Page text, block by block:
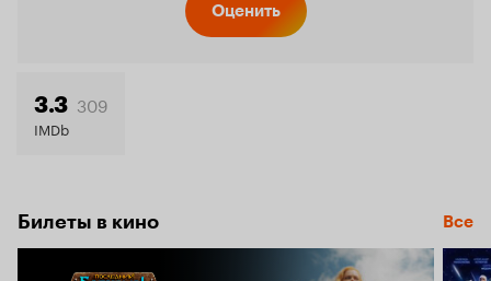
Оценить
3.3 309
IMDb
Билеты в кино Все